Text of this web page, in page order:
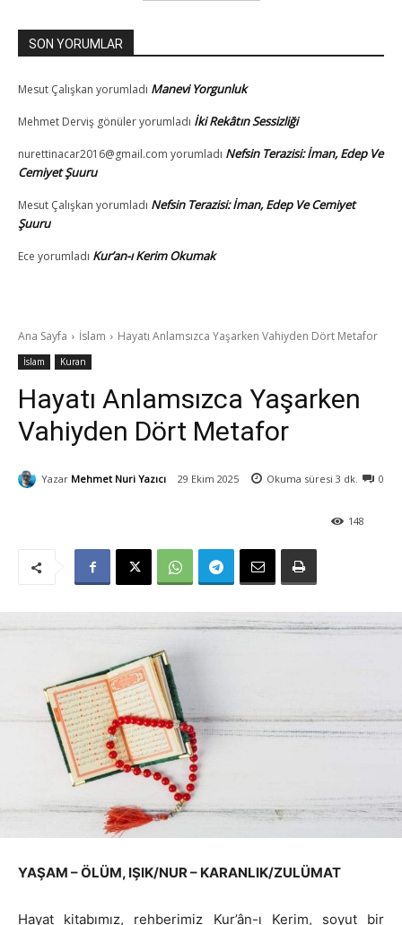
SON YORUMLAR
Mesut Çalışkan yorumladı Manevi Yorgunluk
Mehmet Derviş gönüleryorumladı İki Rekâtın Sessizliği
nurettinacar2016@gmail.com yorumladı Nefsin Terazisi: İman, Edep Ve
Cemiyet Şuuru
Mesut Çalışkan yorumladı Nefsin Terazisi: İman, Edep Ve Cemiyet
Şuuru
Ece yorumladı Kur’an-ı Kerim Okumak